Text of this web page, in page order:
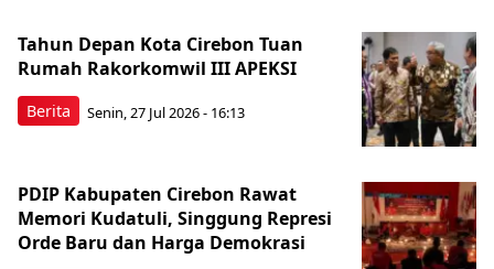
Berita
Tahun Depan Kota Cirebon Tuan
Rumah Rakorkomwil III APEKSI
Senin, 27 Jul 2026 - 16:13
PDIP Kabupaten Cirebon Rawat
Memori Kudatuli, Singgung Represi
Orde Baru dan Harga Demokrasi